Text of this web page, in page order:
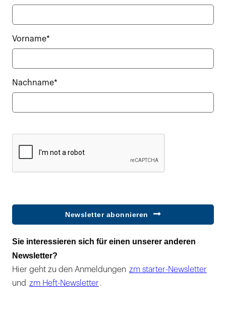
Vorname*
Nachname*
Newsletter abonnieren
Sie interessieren sich für einen unserer anderen
Newsletter?
Hier geht zu den Anmeldungen zm starter-Newsletter
und zm Heft-Newsletter .